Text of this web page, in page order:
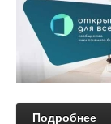
Подробнее